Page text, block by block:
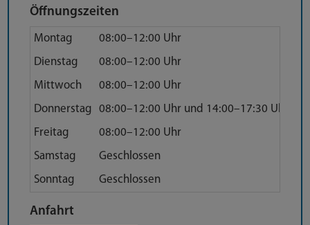
Öffnungszeiten
Montag
08:00–12:00 Uhr
Dienstag
08:00–12:00 Uhr
Mittwoch
08:00–12:00 Uhr
Donnerstag
08:00–12:00 Uhr und 14:00–17:30 Uhr
Freitag
08:00–12:00 Uhr
Samstag
Geschlossen
Sonntag
Geschlossen
Anfahrt
Anfahrt